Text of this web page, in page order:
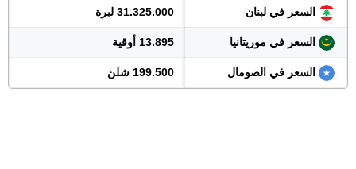
السعر في لبنان 31.325.000 ليرة
السعر في موريتانيا 13.895 أوقية
السعر في الصومال 199.500 شلن